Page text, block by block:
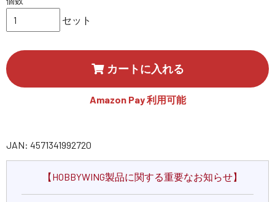
SEKIDO
セット
カートに入れる
Amazon Pay 利用可能
JAN: 4571341992720
【HOBBYWING製品に関する重要なお知らせ】